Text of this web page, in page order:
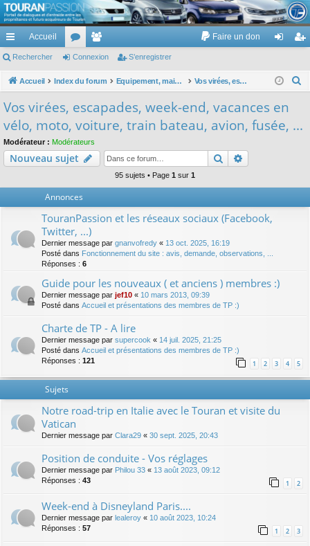
TouranPassion
Le forum des propriétaires ou futurs acquéreurs du Volkswagen Touran
cc
ès
de
Accueil
or
u
e
m
es
Faire un don
ne
on
nr
Rechercher Connexion S’enregistrer
Accueil Index du forum Equipement, maison, famille, passion, hobby, détente, ... Vos virées, escapades, week-end, vacances en vélo, moto, voiture, train bateau, avion, fusée, ...
h
Vos virées, escapades, week-end, vacances en
vélo, moto, voiture, train bateau, avion, fusée, ...
Modérateur : Modérateurs
Nouveau sujet Rechercher
95 sujets • Page 1 sur 1
Annonces
TouranPassion et les réseaux sociaux (Facebook,
Twitter, ...)
Dernier message par gnanvofredy « 13 oct. 2025, 16:19
Posté dans Fonctionnement du site : avis, demande, observations, ...
Réponses : 6
Guide pour les nouveaux ( et anciens ) membres :)
Dernier message par jef10 « 10 mars 2013, 09:39
Posté dans Accueil et présentations des membres de TP :)
Charte de TP - A lire
Dernier message par supercook « 14 juil. 2025, 21:25
Posté dans Accueil et présentations des membres de TP :)
Réponses : 121 1 2 3 4 5
Sujets
Notre road-trip en Italie avec le Touran et visite du
Vatican
Dernier message par Clara29 « 30 sept. 2025, 20:43
Position de conduite - Vos réglages
Dernier message par Philou 33 « 13 août 2023, 09:12
Réponses : 43 1 2
Week-end à Disneyland Paris....
Dernier message par lealeroy « 10 août 2023, 10:24
Réponses : 57 1 2 3